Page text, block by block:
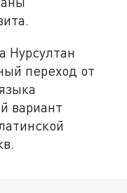
Нурсултан
переход от
вариант